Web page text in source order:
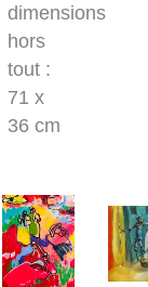
dimensions
hors
tout :
71 x
36 cm